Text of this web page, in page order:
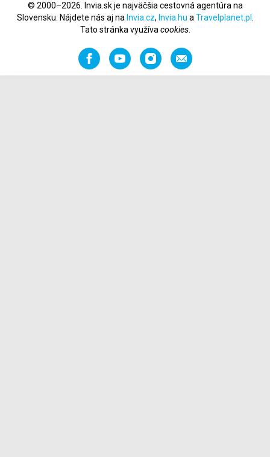
© 2000–2026. Invia.sk je najväčšia cestovná agentúra na
Slovensku. Nájdete nás aj na Invia.cz, Invia.hu a Travelplanet.pl
Tato stránka využíva cookies.
FacebookYouTubeInstagramOdporučiť